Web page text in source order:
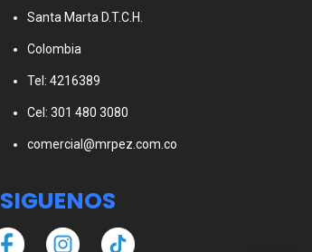
Santa Marta D.T.C.H.
Colombia
Tel: 4216389
Cel: 301 480 3080
comercial@mrpez.com.co
SIGUENOS